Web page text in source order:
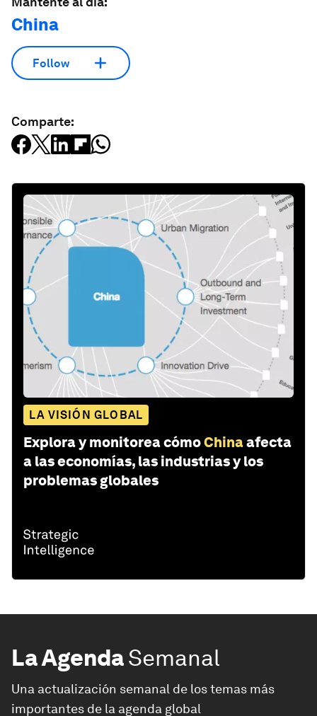
China
Follow
Comparte:
LA VISIÓN GLOBAL
Explora y monitorea cómoChinaafecta
a las economías, las industrias y los
problemas globales
La AgendaSemanal
Una actualización semanal de los temas más
importantes de la agenda global